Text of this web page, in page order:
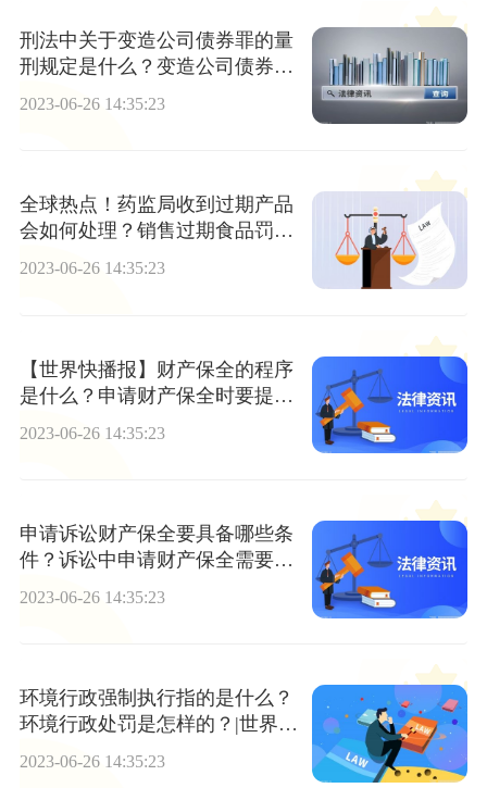
刑法中关于变造公司债券罪的量
刑规定是什么？变造公司债券罪
2023-06-26 14:35:23
全球热点！药监局收到过期产品
会如何处理？销售过期食品罚款
的规定
2023-06-26 14:35:23
【世界快播报】财产保全的程序
是什么？申请财产保全时要提交
2023-06-26 14:35:23
申请诉讼财产保全要具备哪些条
件？诉讼中申请财产保全需要哪
2023-06-26 14:35:23
环境行政强制执行指的是什么？
环境行政处罚是怎样的？|世界球
精选
2023-06-26 14:35:23